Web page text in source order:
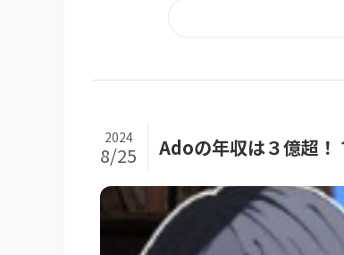
Adoの年収は３億超！
2024
8/25